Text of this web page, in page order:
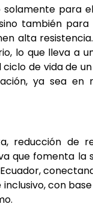
para
también
alta
lo que lleva a
de vida de
ya sea en
reducción de
que fomenta la
con